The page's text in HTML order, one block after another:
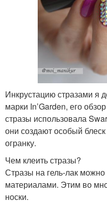
Инкрустацию стразами я
марки In’Garden, его
стразы использовала
они создают особый
огранку.
Чем клеить стразы?
Стразы на гель-лак
материалами. Этим во
носки.